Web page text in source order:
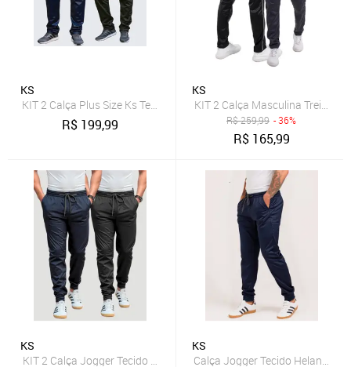
KS
KIT 2 Calça Plus Size Ks Tecido Helanca Esporte Confortavél
R$ 199,99
KS
KIT 2 Calça Masculina Treino
R$259,99 - 36%
R$ 165,99
KS
KIT 2 Calça Jogger Tecido Helanca Slim Estilosa Treino Academia
KS
Calça Jogger Tecido Helanca